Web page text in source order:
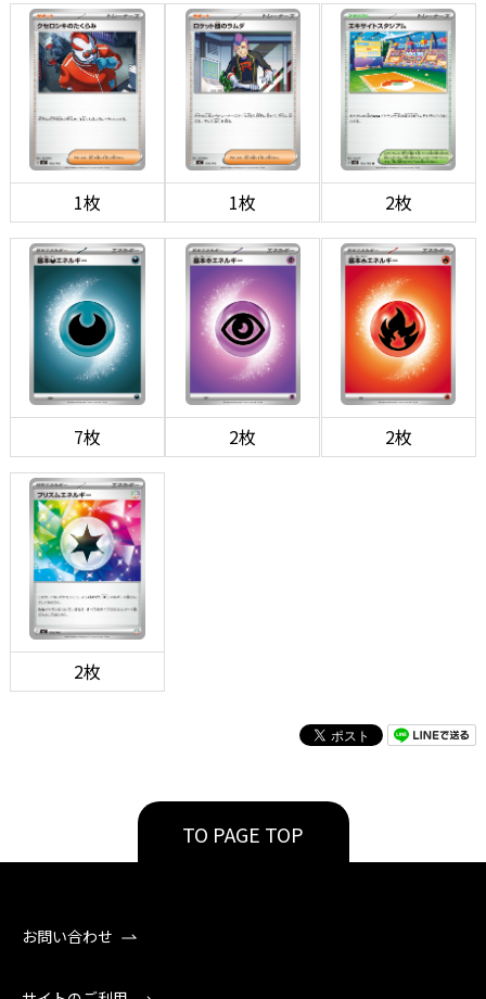
1枚 1枚 2枚
7枚 2枚 2枚
2枚
TO PAGE TOP
お問い合わせ